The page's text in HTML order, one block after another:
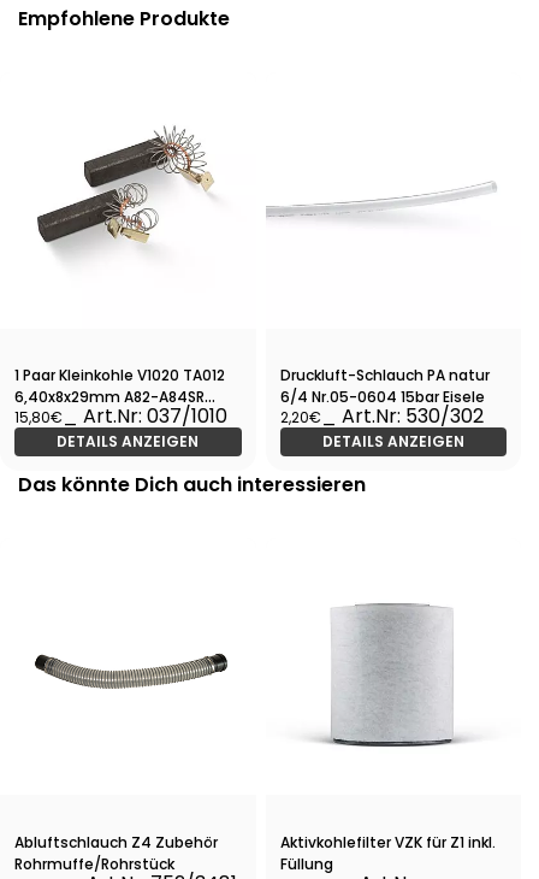
Empfohlene Produkte
1 Paar Kleinkohle V1020 TA012
6,40x8x29mm A82-A84SR
Gebläse
15,80€ _ Art.Nr: 037/1010
DETAILS ANZEIGEN
Druckluft-Schlauch PA natur
6/4 Nr.05-0604 15bar Eisele
2,20€
_ Art.Nr: 530/302
DETAILS ANZEIGEN
Das könnte Dich auch interessieren
Abluftschlauch Z4 Zubehör
Rohrmuffe/Rohrstück
Aktivkohlefilter VZK für Z1 inkl.
Füllung